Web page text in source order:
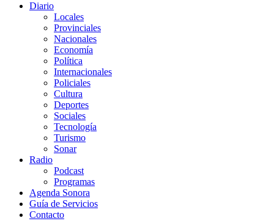
Diario
Locales
Provinciales
Nacionales
Economía
Política
Internacionales
Policiales
Cultura
Deportes
Sociales
Tecnología
Turismo
Sonar
Radio
Podcast
Programas
Agenda Sonora
Guía de Servicios
Contacto